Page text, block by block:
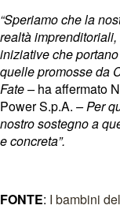
“Speriamo che la
realtà
iniziative che
quelle promosse da
Fate –ha affermato
Power S.p.A. – Per
nostro sostegno a
e concreta”.
FONTE: I bambini